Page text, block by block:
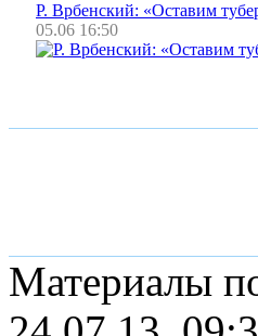
Р. Врбенский: «Оставим
05.06 16:50
Материалы